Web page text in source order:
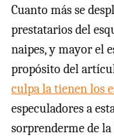
Cuanto más se
prestatarios del
naipes, y mayor el
propósito del
culpa la tienen los
especuladores a
sorprenderme de